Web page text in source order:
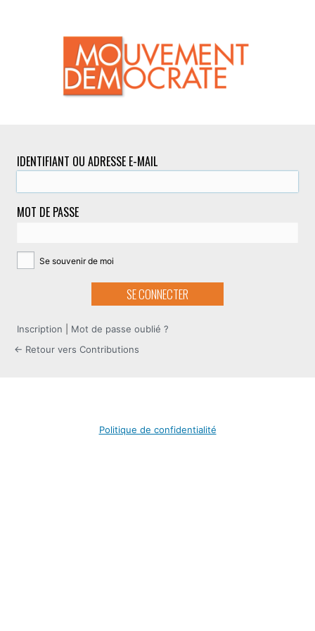
IDENTIFIANT OU ADRESSE E-MAIL
MOT DE PASSE
Se souvenir de moi
Inscription
Mot de passe oublié ?
← Retour vers Contributions
Politique de confidentialité